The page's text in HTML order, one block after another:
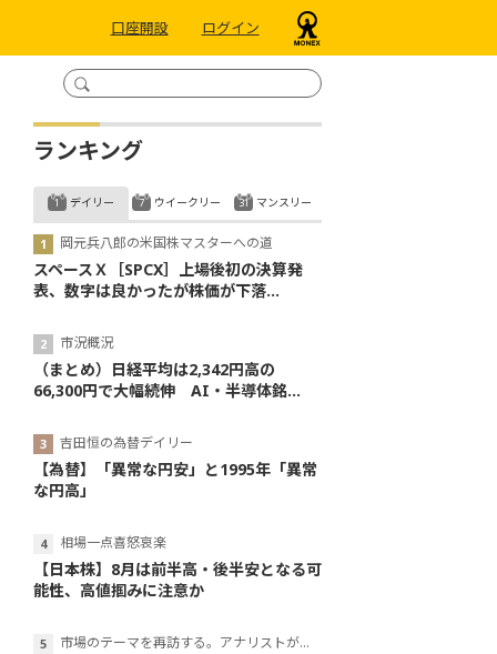
口座開設 ログイン
ランキング
デイリー
岡元兵八郎の米国株マスターへの道
スペースＸ［SPCX］上場後初の決算発
表、数字は良かったが株価が下落...
市況概況
（まとめ）日経平均は2,342円高の
66,300円で大幅続伸 AI・半導体銘...
吉田恒の為替デイリー
【為替】「異常な円安」と1995年「異常
な円高」
相場一点喜怒哀楽
【日本株】8月は前半高・後半安となる可
能性、高値掴みに注意か
市場のテーマを再訪する。アナリストが読み解くテーマの本質
ウイークリー マンスリー